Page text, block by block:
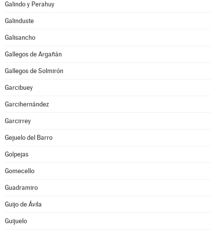
Galindo y Perahuy
Galinduste
Galisancho
Gallegos de Argañán
Gallegos de Solmirón
Garcibuey
Garcihernández
Garcirrey
Gejuelo del Barro
Golpejas
Gomecello
Guadramiro
Guijo de Ávila
Guijuelo